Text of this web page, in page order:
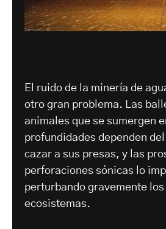
El ruido de la minería de
otro gran problema. Las
animales que se sumergen
profundidades dependen
cazar a sus presas, y las
perforaciones sónicas lo
perturbando gravemente
ecosistemas.